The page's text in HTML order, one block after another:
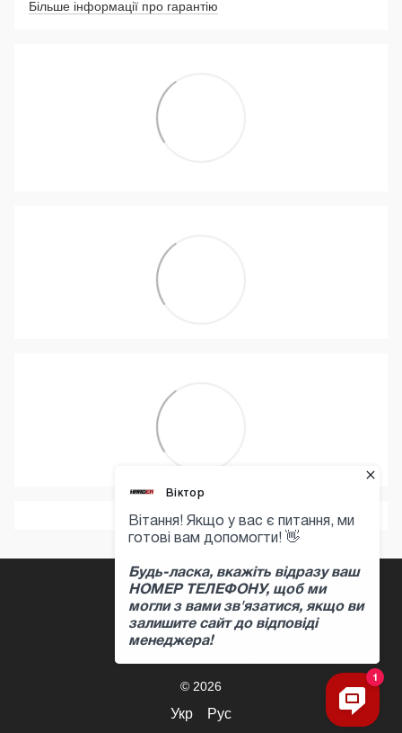
Більше інформації про гарантію
+380 97 397 04 47
Контактна інформація
© 2026
Укр Рус